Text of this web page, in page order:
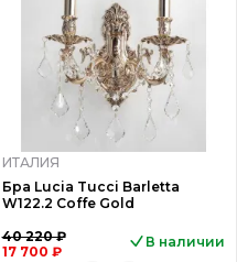
ИТАЛИЯ
Бра Lucia Tucci Barletta
W122.2 Coffe Gold
40 220 ₽
17 700 ₽
В наличии